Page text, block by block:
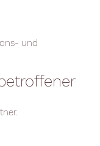
und